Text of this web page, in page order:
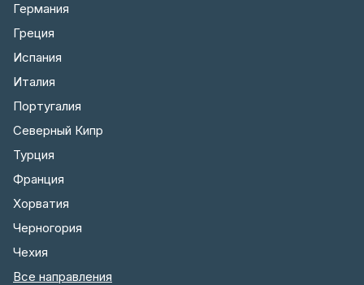
Германия
Греция
Испания
Италия
Португалия
Северный Кипр
Турция
Франция
Хорватия
Черногория
Чехия
Все направления